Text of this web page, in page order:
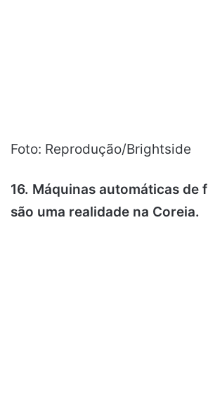
Foto: Reprodução/Brightside
16. Máquinas automáticas de
são uma realidade na Coreia.